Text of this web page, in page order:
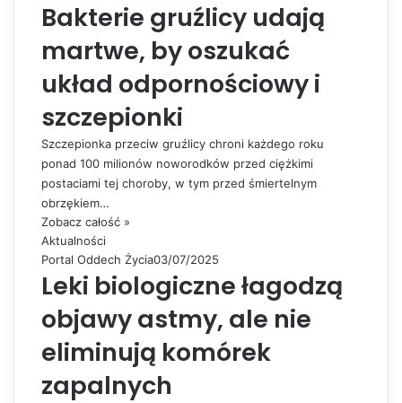
Bakterie gruźlicy udają
martwe, by oszukać
układ odpornościowy i
szczepionki
Szczepionka przeciw gruźlicy chroni każdego roku
ponad 100 milionów noworodków przed ciężkimi
postaciami tej choroby, w tym przed śmiertelnym
obrzękiem…
Zobacz całość »
Aktualności
Portal Oddech Życia03/07/2025
Leki biologiczne łagodzą
objawy astmy, ale nie
eliminują komórek
zapalnych